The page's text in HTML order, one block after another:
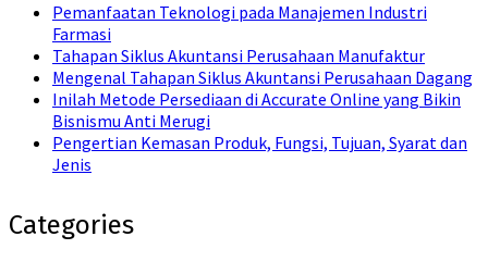
Pemanfaatan Teknologi pada Manajemen Industri
Farmasi
Tahapan Siklus Akuntansi Perusahaan Manufaktur
Mengenal Tahapan Siklus Akuntansi Perusahaan Dagang
Inilah Metode Persediaan di Accurate Online yang Bikin
Bisnismu Anti Merugi
Pengertian Kemasan Produk, Fungsi, Tujuan, Syarat dan
Jenis
Categories